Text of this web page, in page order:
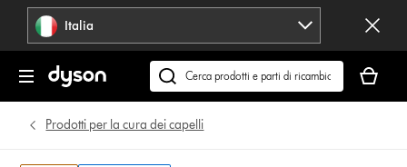
navigazione Italia
Cerca
su
dyson.it
carrello
è
Prodotti per la cura dei capelli